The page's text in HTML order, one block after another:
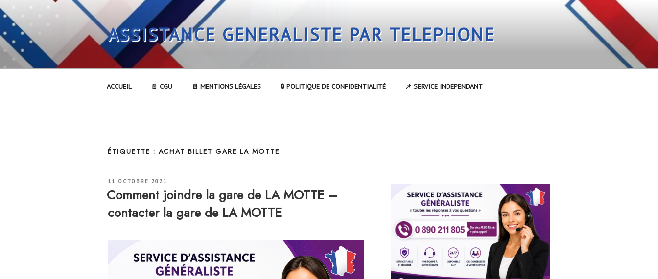
Aller
au
contenu
principal
ASSISTANCE GENERALISTE PAR TELEPHONE
ACCUEIL 📄 CGU 📄 MENTIONS LÉGALES 🔒 POLITIQUE DE CONFIDENTIALITÉ 📌 SERVICE INDEPENDANT
ÉTIQUETTE : ACHAT BILLET GARE LA MOTTE
PUBLIÉ
11 OCTOBRE 2021
Comment joindre la gare de LA MOTTE –
contacter la gare de LA MOTTE